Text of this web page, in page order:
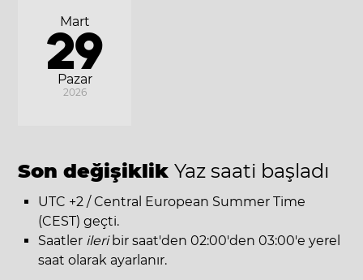
Pazar
Mart
29
2026
Son değişiklikYaz saati başladı
UTC +2 / Central European Summer Time
(CEST) geçti.
Saatler ileribir saat'den 02:00'den 03:00'e yerel
saat olarak ayarlanır.